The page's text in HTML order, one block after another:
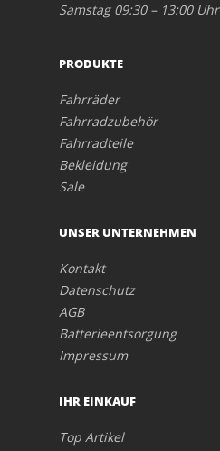
Samstag 09:30 – 13:00 Uhr
PRODUKTE
Fahrräder
Fahrradzubehör
Fahrradteile
Bekleidung
Sale
UNSER UNTERNEHMEN
Kontakt
Datenschutz
AGB
Batterieentsorgung
Impressum
IHR EINKAUF
Top Artikel